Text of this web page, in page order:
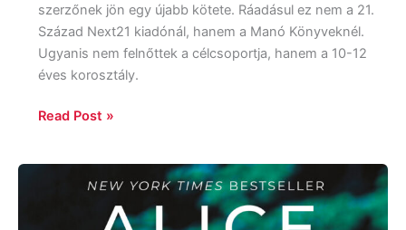
szerzőnek jön egy újabb kötete. Ráadásul ez nem a 21.
Század Next21 kiadónál, hanem a Manó Könyveknél.
Ugyanis nem felnőttek a célcsoportja, hanem a 10-12
éves korosztály.
Read Post »